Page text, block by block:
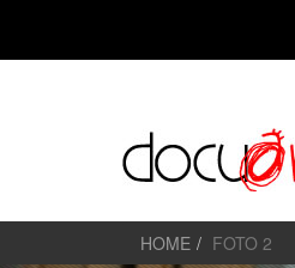
HOME FOTO 2